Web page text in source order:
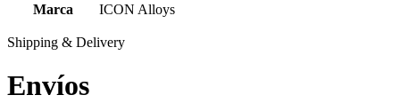
Marca ICON Alloys
Shipping & Delivery
Envíos